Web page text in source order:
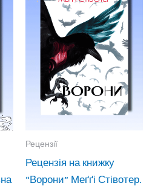
Рецензії
Рецензія на книжку
“Ворони” Меґґі Стівотер.